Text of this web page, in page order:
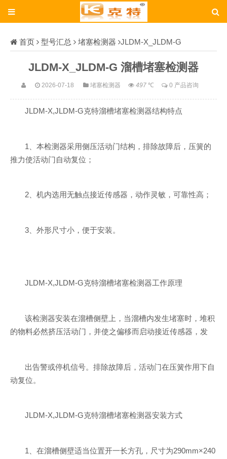
首页 型号汇总 堵塞检测器 JLDM-X_JLDM-G
JLDM-X_JLDM-G 溜槽堵塞检测器
2026-07-18 堵塞检测器 497℃ 0 产品咨询
JLDM-X,JLDM-G克特溜槽堵塞检测器结构特点
1、本检测器采用侧压活动门结构，排除故障后，压簧的
推力使活动门自动复位；
2、机内选用无触点接近传感器，动作灵敏，可靠性高；
3、外形尺寸小，便于安装。
JLDM-X,JLDM-G克特溜槽堵塞检测器工作原理
该检测器安装在溜槽侧壁上，当溜槽内发生堵塞时，堆积
的物料必然挤压活动门，并使之偏移而启动接近传感器，发
出告警或停机信号。排除故障后，活动门在压簧作用下自
动复位。
JLDM-X,JLDM-G克特溜槽堵塞检测器安装方式
1、在溜槽侧壁适当位置开一长方孔，尺寸为290mm×240